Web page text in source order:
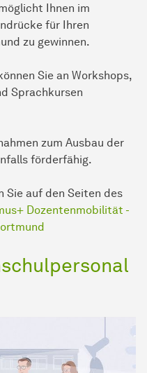
Ihnen im
für Ihren
zu gewinnen.
Sie an Workshops,
Sprachkursen
zum Ausbau der
förderfähig.
Sie auf den Seiten des
Dozentenmobilität -